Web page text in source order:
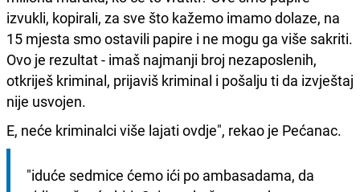
izvukli, kopirali, za sve što kažemo imamo dolaze, na
15 mjesta smo ostavili papire i ne mogu ga više sakriti.
Ovo je rezultat - imaš najmanji broj nezaposlenih,
otkriješ kriminal, prijaviš kriminal i pošalju ti da izvještaj
nije usvojen.
E, neće kriminalci više lajati ovdje", rekao je Pećanac.
"iduće sedmice ćemo ići po ambasadama, da